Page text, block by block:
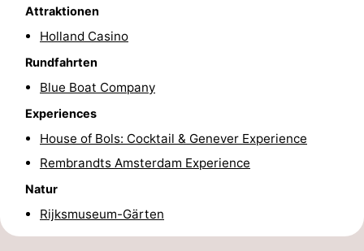
Forum
Őffentliche
Verkehr
Route
Hauptbahnhof
Attraktionen
Holland Casino
Rundfahrten
Blue Boat Company
Experiences
House of Bols: Cocktail & Genever Experience
Rembrandts Amsterdam Experience
Natur
Rijksmuseum-Gärten